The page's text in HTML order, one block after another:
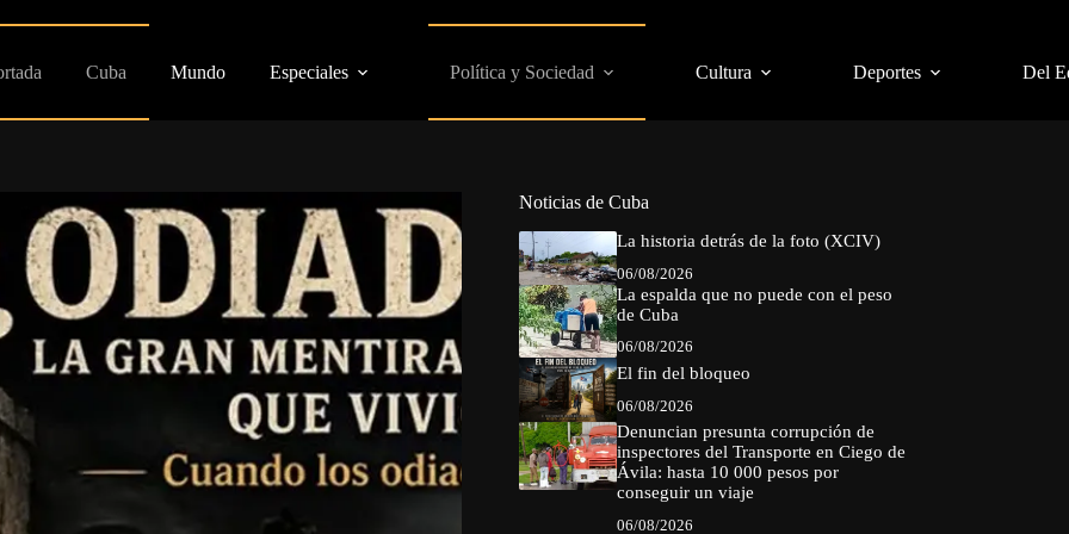
Cuba Mundo Especiales Política y Sociedad Cultura Deportes Del
Noticias de Cuba
La historia detrás de la foto (XCIV)
06/08/2026
La espalda que no puede con el peso
de Cuba
06/08/2026
El fin del bloqueo
06/08/2026
Denuncian presunta corrupción de
inspectores del Transporte en Ciego de
Ávila: hasta 10 000 pesos por
conseguir un viaje
06/08/2026